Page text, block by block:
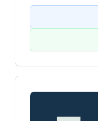
に貢献します。